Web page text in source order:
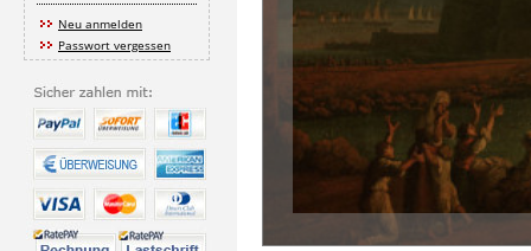
Neu anmelden
Passwort vergessen